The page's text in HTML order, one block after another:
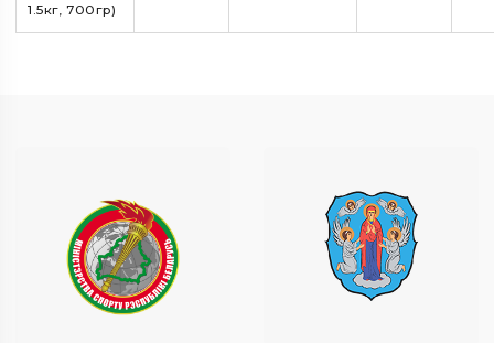
1.5кг, 700гр)